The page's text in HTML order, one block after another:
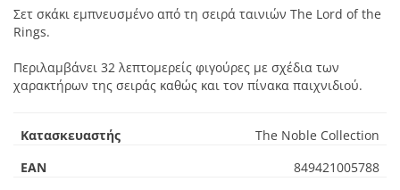
Σετ σκάκι εμπνευσμένο από τη σειρά ταινιών The Lord of the
Rings.
Περιλαμβάνει 32 λεπτομερείς φιγούρες με σχέδια των
χαρακτήρων της σειράς καθώς και τον πίνακα παιχνιδιού.
Κατασκευαστής
The Noble Collection
EAN
849421005788